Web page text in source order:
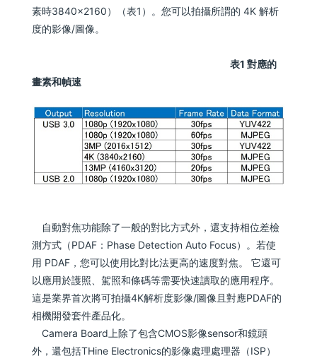
素時3840×2160）（表1）。您可以拍攝所謂的 4K 解析
度的影像/圖像。
表1 對應的
畫素和幀速
自動對焦功能除了一般的對比方式外，還支持相位差檢
測方式（PDAF：Phase Detection Auto Focus）。若使
用 PDAF，您可以使用比對比法更高的速度對焦。 它還可
以應用於護照、駕照和條碼等需要快速讀取的應用程序。
這是業界首次將可拍攝4K解析度影像/圖像且對應PDAF的
相機開發套件產品化。
Camera Board上除了包含CMOS影像sensor和鏡頭
外，還包括THine Electronics的影像處理處理器（ISP）